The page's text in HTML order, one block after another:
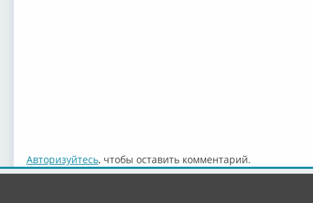
Авторизуйтесь, чтобы оставить комментарий.